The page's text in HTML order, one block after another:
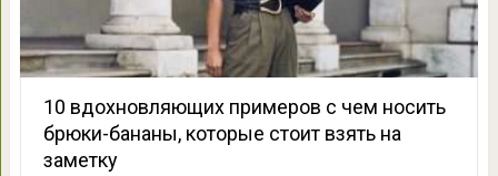
10 вдохновляющих примеров с чем носить
брюки-бананы, которые стоит взять на
заметку